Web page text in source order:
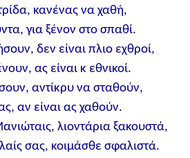
κανένας να χαθή,
για ξένον στο σπαθί.
δεν είναι πλιο εχθροί,
ας είναι κ εθνικοί.
αντίκρυ να σταθούν,
αν είναι ας χαθούν.
λιοντάρια ξακουστά,
σας, κοιμάσθε σφαλιστά.